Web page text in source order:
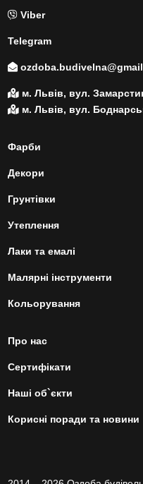
Viber
Telegram
м. Львів, вул.
м. Львів, вул.
Фарби
Декори
Грунтівки
Утеплення
Лаки та емалі
Малярні інструменти
Кольорування
Про нас
Сертифікати
Наші об`єкти
Корисні поради та новини